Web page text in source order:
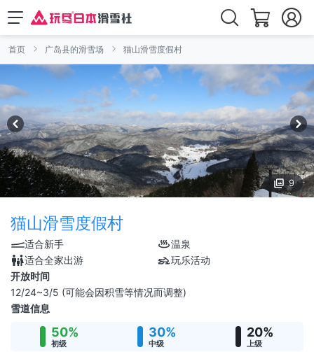
首页 广岛县的滑雪场 猫山滑雪度假村
9
猫山滑雪度假村
适合新手
温泉
适合全家出游
玩乐活动
开放时间
12/24~3/5 (可能会因积雪等情况而调整)
雪道信息
50%
初级
30%
中级
20%
上级